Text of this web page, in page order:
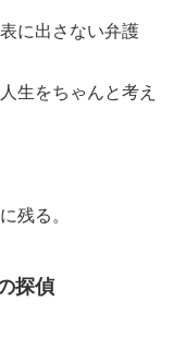
に出さない弁護
生をちゃんと考え
残る。
探偵